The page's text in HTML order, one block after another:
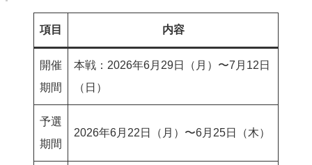
項目 内容
開催
期間
本戦：2026年6月29日（月）〜7月12日
（日）
予選
期間
2026年6月22日（月）〜6月25日（木）